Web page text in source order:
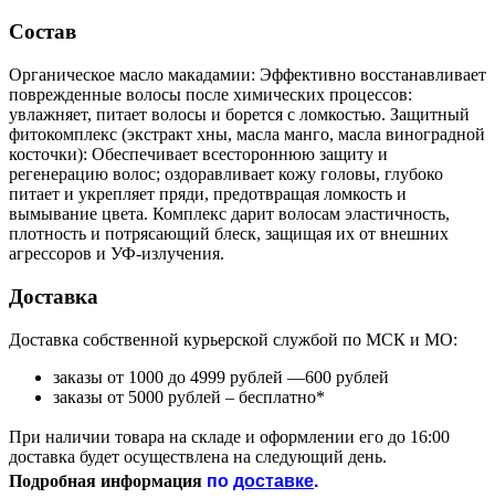
Состав
Органическое масло макадамии: Эффективно восстанавливает
поврежденные волосы после химических процессов:
увлажняет, питает волосы и борется с ломкостью. Защитный
фитокомплекс (экстракт хны, масла манго, масла виноградной
косточки): Обеспечивает всестороннюю защиту и
регенерацию волос; оздоравливает кожу головы, глубоко
питает и укрепляет пряди, предотвращая ломкость и
вымывание цвета. Комплекс дарит волосам эластичность,
плотность и потрясающий блеск, защищая их от внешних
агрессоров и УФ-излучения.
Доставка
Доставка собственной курьерской службой по МСК и МО:
заказы от 1000 до 4999 рублей —600 рублей
заказы от 5000 рублей – бесплатно*
При наличии товара на складе и оформлении его до 16:00
доставка будет осуществлена на следующий день.
Подробная информация подоставке.